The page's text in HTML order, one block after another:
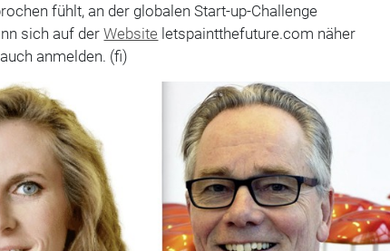
fühlt, an der globalen Start-up-Challenge
sich auf derWebsite letspaintthefuture.com näher
anmelden. (fi)